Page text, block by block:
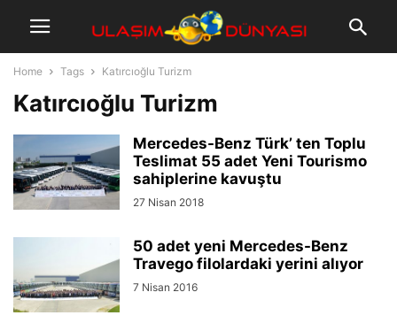
Home Tags Katırcıoğlu Turizm
Katırcıoğlu Turizm
Mercedes-Benz Türk’ ten Toplu
Teslimat 55 adet Yeni Tourismo
sahiplerine kavuştu
27 Nisan 2018
50 adet yeni Mercedes-Benz
Travego filolardaki yerini alıyor
7 Nisan 2016